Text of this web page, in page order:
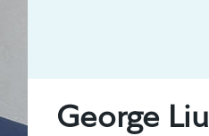
George Liu